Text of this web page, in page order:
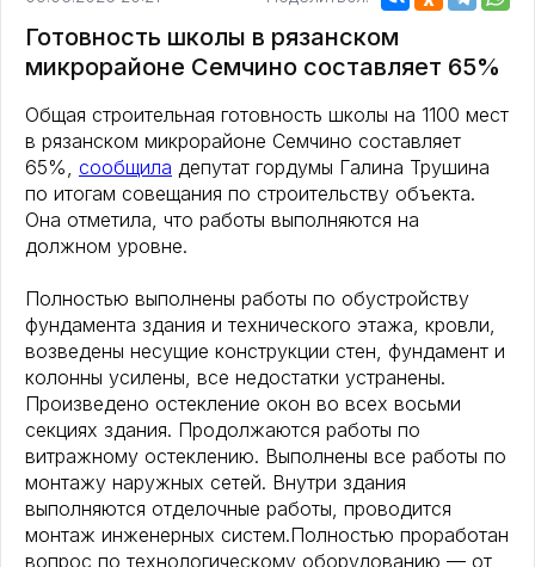
Готовность школы в рязанском
микрорайоне Семчино составляет 65%
Общая строительная готовность школы на 1100 мест
в рязанском микрорайоне Семчино составляет
65%, сообщила депутат гордумы Галина Трушина
по итогам совещания по строительству объекта.
Она отметила, что работы выполняются на
должном уровне.
Полностью выполнены работы по обустройству
фундамента здания и технического этажа, кровли,
возведены несущие конструкции стен, фундамент и
колонны усилены, все недостатки устранены.
Произведено остекление окон во всех восьми
секциях здания. Продолжаются работы по
витражному остеклению. Выполнены все работы по
монтажу наружных сетей. Внутри здания
выполняются отделочные работы, проводится
монтаж инженерных систем.Полностью проработан
вопрос по технологическому оборудованию — от